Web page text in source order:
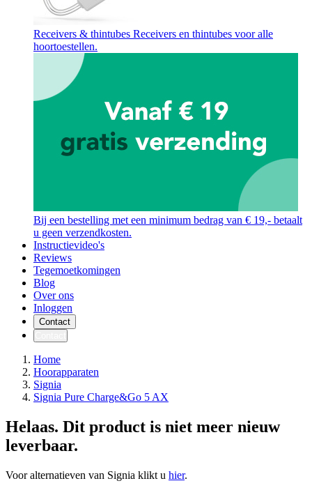
Receivers & thintubes Receivers en thintubes voor alle
hoortoestellen.
Bij een bestelling met een minimum bedrag van € 19,- betaalt
u geen verzendkosten.
Instructievideo's
Reviews
Tegemoetkomingen
Blog
Over ons
Inloggen
Contact
Home
Hoorapparaten
Signia
Signia Pure Charge&Go 5 AX
Helaas. Dit product is niet meer nieuw
leverbaar.
Voor alternatieven van Signia klikt u hier.